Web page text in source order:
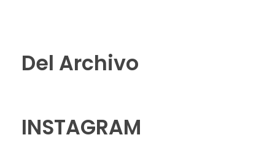
Del Archivo
INSTAGRAM